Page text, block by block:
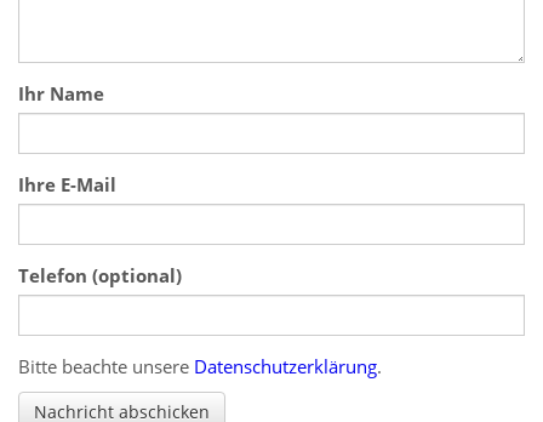
Ihr Name
Ihre E-Mail
Telefon (optional)
Was ist eins plus drei?
Bitte beachte unsere Datenschutzerklärung.
Nachricht abschicken